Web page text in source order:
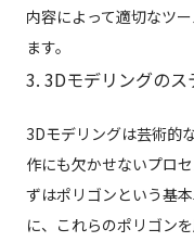
内容によって適切なツ
ます。
3. 3Dモデリングの
3Dモデリングは芸術的
作にも欠かせないプロ
ずはポリゴンという基
に、これらのポリゴン